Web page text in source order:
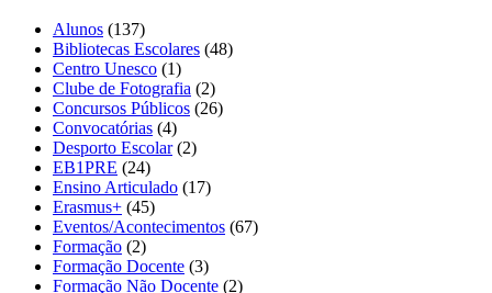
Alunos (137)
Bibliotecas Escolares (48)
Centro Unesco (1)
Clube de Fotografia (2)
Concursos Públicos (26)
Convocatórias (4)
Desporto Escolar(2)
EB1PRE (24)
Ensino Articulado (17)
Erasmus+ (45)
Eventos/Acontecimentos (67)
Formação (2)
Formação Docente (3)
Formação Não Docente (2)